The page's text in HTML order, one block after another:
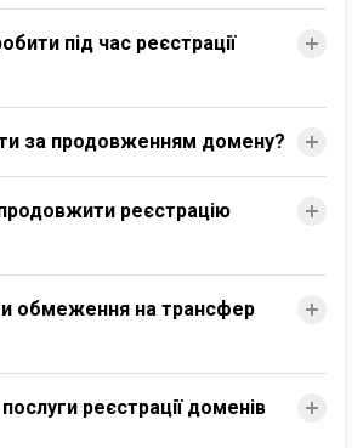
під час реєстрації
за продовженням домену?
реєстрацію
обмеження на трансфер
реєстрації доменів